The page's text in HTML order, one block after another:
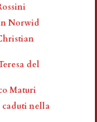
Norwid
del
Maturi
nella